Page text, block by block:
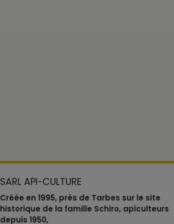
SARL API-CULTURE
Créée en 1995, près de Tarbes sur le site
historique de la famille Schiro, apiculteurs
depuis 1950,